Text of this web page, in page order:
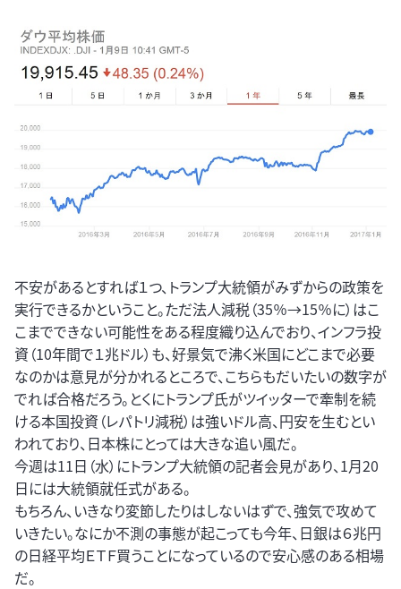
不安があるとすれば１つ、トランプ大統領がみずからの政策を
実行できるかということ。ただ法人減税（35％→15％に）はこ
こまでできない可能性をある程度織り込んでおり、インフラ投
資（10年間で１兆ドル）も、好景気で沸く米国にどこまで必要
なのかは意見が分かれるところで、こちらもだいたいの数字が
でれば合格だろう。とくにトランプ氏がツイッターで牽制を続
ける本国投資（レパトリ減税）は強いドル高、円安を生むとい
われており、日本株にとっては大きな追い風だ。
今週は11日（水）にトランプ大統領の記者会見があり、1月20
日には大統領就任式がある。
もちろん、いきなり変節したりはしないはずで、強気で攻めて
いきたい。なにか不測の事態が起こっても今年、日銀は６兆円
の日経平均ＥＴＦ買うことになっているので安心感のある相場
だ。